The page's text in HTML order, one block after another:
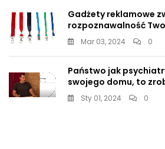
Gadżety reklamowe
rozpoznawalność
Mar 03, 2024 0
Państwo jak
swojego domu, to
Sty 01, 2024 0